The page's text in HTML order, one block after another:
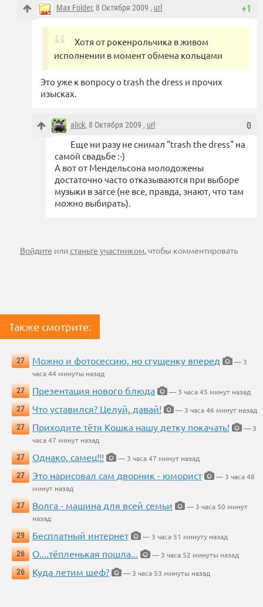
+1
Max Folder, 8 Октября 2009 , url
Хотя от рокенрольчика в живом
исполнении в момент обмена кольцами
Это уже к вопросу о trash the dress и прочих
изысках.
0
alick, 8 Октября 2009 , url
Еще ни разу не снимал "trash the dress" на
самой свадьбе :-)
А вот от Мендельсона молодожены
достаточно часто отказываются при выборе
музыки в загсе (не все, правда, знают, что там
можно выбирать).
Войдите илистаньте участником, чтобы комментировать
Также смотрите:
27 Можно и фотосессию, но сгущенку вперед
— 3
часа 44 минуты назад
27
Презентация нового блюда
— 3 часа 45 минут назад
27
Что уставился? Целуй, давай!
— 3 часа 46 минут назад
27
Приходите тётя Кошка нашу детку покачать!
— 3
часа 47 минут назад
27
Однако, самец!!!
— 3 часа 47 минут назад
27
Это нарисовал сам дворник - юморист
— 3 часа 48
минут назад
27
Волга - машина для всей семьи
— 3 часа 50 минут
назад
29
Бесплатный интернет
— 3 часа 51 минуту назад
26
О....тёпленькая пошла...
— 3 часа 52 минуты назад
26
Куда летим шеф? — 3 часа 53 минуты назад